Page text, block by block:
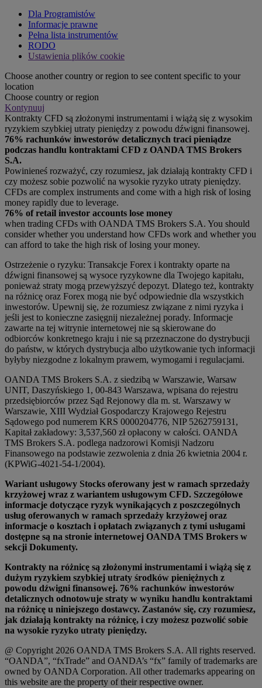
Dla Programistów
Informacje prawne
Pełna lista instrumentów
RODO
Ustawienia plików cookie
Choose another country or region to see content specific to your
location
Choose country or region
Kontynuuj
Kontrakty CFD są złożonymi instrumentami i wiążą się z wysokim
ryzykiem szybkiej utraty pieniędzy z powodu dźwigni finansowej.
76% rachunków inwestorów detalicznych traci pieniądze
podczas handlu kontraktami CFD z OANDA TMS Brokers
S.A.
Powinieneś rozważyć, czy rozumiesz, jak działają kontrakty CFD i
czy możesz sobie pozwolić na wysokie ryzyko utraty pieniędzy.
CFDs are complex instruments and come with a high risk of losing
money rapidly due to leverage.
76% of retail investor accounts lose money
when trading CFDs with OANDA TMS Brokers S.A. You should
consider whether you understand how CFDs work and whether you
can afford to take the high risk of losing your money.
Ostrzeżenie o ryzyku: Transakcje Forex i kontrakty oparte na
dźwigni finansowej są wysoce ryzykowne dla Twojego kapitału,
ponieważ straty mogą przewyższyć depozyt. Dlatego też, kontrakty
na różnicę oraz Forex mogą nie być odpowiednie dla wszystkich
inwestorów. Upewnij się, że rozumiesz związane z nimi ryzyka i
jeśli jest to konieczne zasięgnij niezależnej porady. Informacje
zawarte na tej witrynie internetowej nie są skierowane do
odbiorców konkretnego kraju i nie są przeznaczone do dystrybucji
do państw, w których dystrybucja albo użytkowanie tych informacji
byłyby niezgodne z lokalnym prawem, wymogami i regulacjami.
OANDA TMS Brokers S.A. z siedzibą w Warszawie, Warsaw
UNIT, Daszyńskiego 1, 00-843 Warszawa, wpisana do rejestru
przedsiębiorców przez Sąd Rejonowy dla m. st. Warszawy w
Warszawie, XIII Wydział Gospodarczy Krajowego Rejestru
Sądowego pod numerem KRS 0000204776, NIP 5262759131,
Kapitał zakładowy: 3,537,560 zł opłacony w całości. OANDA
TMS Brokers S.A. podlega nadzorowi Komisji Nadzoru
Finansowego na podstawie zezwolenia z dnia 26 kwietnia 2004 r.
(KPWiG-4021-54-1/2004).
Wariant usługowy Stocks oferowany jest w ramach sprzedaży
krzyżowej wraz z wariantem usługowym CFD. Szczegółowe
informacje dotyczące ryzyk wynikających z poszczególnych
usług oferowanych w ramach sprzedaży krzyżowej oraz
informacje o kosztach i opłatach związanych z tymi usługami
dostępne są na stronie internetowej OANDA TMS Brokers w
sekcji Dokumenty.
Kontrakty na różnicę są złożonymi instrumentami i wiążą się z
dużym ryzykiem szybkiej utraty środków pieniężnych z
powodu dźwigni finansowej. 76% rachunków inwestorów
detalicznych odnotowuje straty w wyniku handlu kontraktami
na różnicę u niniejszego dostawcy. Zastanów się, czy rozumiesz,
jak działają kontrakty na różnicę, i czy możesz pozwolić sobie
na wysokie ryzyko utraty pieniędzy.
@ Copyright 2026 OANDA TMS Brokers S.A. All rights reserved.
“OANDA”, “fxTrade” and OANDA’s “fx” family of trademarks are
owned by OANDA Corporation. All other trademarks appearing on
this website are the property of their respective owner.